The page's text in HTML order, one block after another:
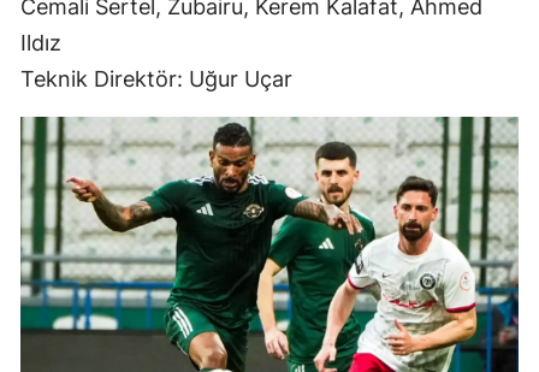
Cemali Sertel, Zubairu, Kerem Kalafat, Ahmed
Ildız
Teknik Direktör: Uğur Uçar